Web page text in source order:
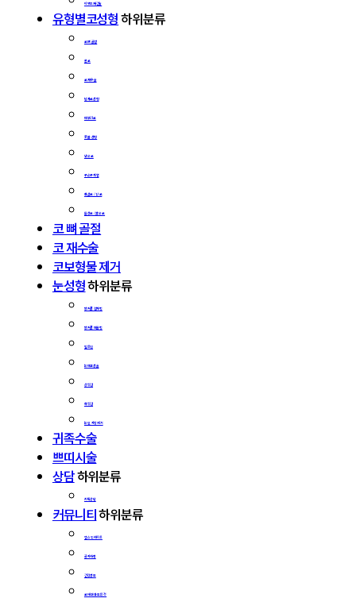
비밸브재건술
유형별코성형하위분류
코 뼈 골절
휜 코
코 재수술
남자코성형
매부리코
콧 볼 성형
낮은 코
구순구개열
화살코 / 긴 코
들창코 / 짧은 코
코 뼈 골절
코 재수술
코보형물 제거
눈성형하위분류
쌍커풀 절개법
쌍커풀 매몰법
앞트임
눈매교정술
상안검
하안검
눈 밑 지방제거
귀족수술
쁘띠시술
상담하위분류
카톡상담
커뮤니티하위분류
헬스 인사이트
공지사항
건강정보
코에 대한 모든 것